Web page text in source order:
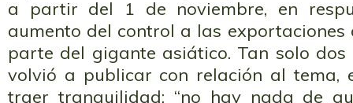
a partir del 1 de noviembre, en
aumento del control a las exportaciones
parte del gigante asiático. Tan solo dos
volvió a publicar con relación al tema,
traer tranquilidad: “no hay nada de